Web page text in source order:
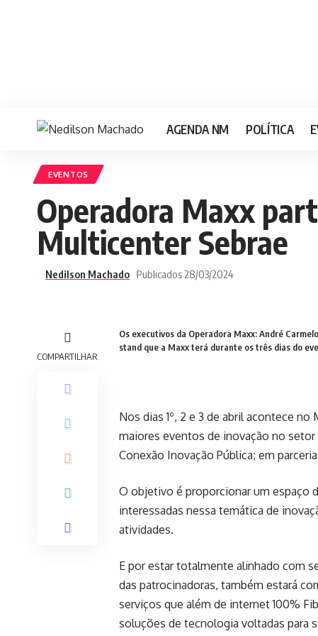
AGENDA NM POLÍTICA
EVENTOS
Operadora Maxx
Multicenter Sebrae
Nedilson Machado Publicados 28/03/2024
COMPARTILHAR
Os executivos da Operadora Maxx: André
stand que a Maxx terá durante os três dias do
Nos dias 1º, 2 e 3 de abril acontece
maiores eventos de inovação no
Conexão Inovação Pública; em
O objetivo é proporcionar um espaço
interessadas nessa temática de
atividades.
E por estar totalmente alinhado com
das patrocinadoras, também estará
serviços que além de internet 100%
soluções de tecnologia voltadas para